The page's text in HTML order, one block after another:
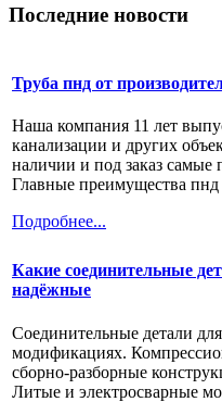
Последние новости
Труба пнд от
Наша компания 11 лет
канализации и других
наличии и под заказ самые
Главные преимущества
Подробнее...
Какие соединительные
надёжные
Соединительные детали
модификациях.
сборно-разборные
Литые и электросварные